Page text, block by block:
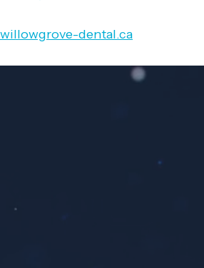
willowgrove-dental.ca